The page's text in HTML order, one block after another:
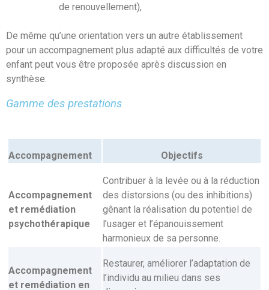
de renouvellement),
De même qu’une orientation vers un autre établissement
pour un accompagnement plus adapté aux difficultés de votre
enfant peut vous être proposée après discussion en
synthèse.
Gamme des prestations
Accompagnement Objectifs
Accompagnement
et remédiation
psychothérapique
Contribuer à la levée ou à la réduction
des distorsions (ou des inhibitions)
gênant la réalisation du potentiel de
l’usager et l’épanouissement
harmonieux de sa personne.
Accompagnement
et remédiation en
Restaurer, améliorer l’adaptation de
l’individu au milieu dans ses